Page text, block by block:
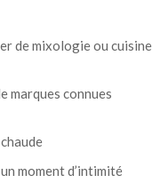
de mixologie ou cuisine
marques connues
moment d’intimité